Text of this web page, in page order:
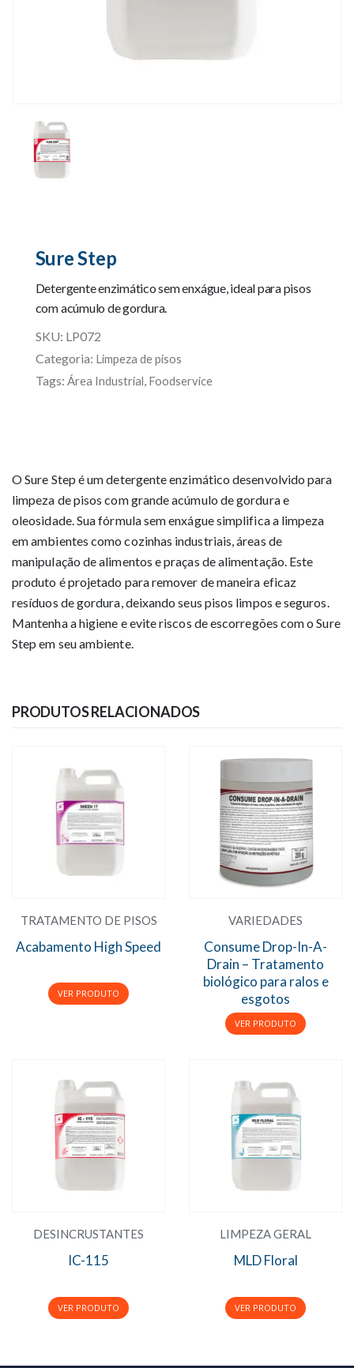
Sure Step
Detergente enzimático sem enxágue, ideal para pisos
com acúmulo de gordura.
SKU: LP072
Categoria: Limpeza de pisos
Tags: Área Industrial Foodservice
O Sure Step é um detergente enzimático desenvolvido para
limpeza de pisos com grande acúmulo de gordura e
oleosidade. Sua fórmula sem enxágue simplifica a limpeza
em ambientes como cozinhas industriais, áreas de
manipulação de alimentos e praças de alimentação. Este
produto é projetado para remover de maneira eficaz
resíduos de gordura, deixando seus pisos limpos e seguros.
Mantenha a higiene e evite riscos de escorregões com o Sure
Step em seu ambiente.
PRODUTOS RELACIONADOS
TRATAMENTO DE PISOS
Acabamento High Speed
VARIEDADES
Consume Drop-In-A-
Drain – Tratamento
biológico para ralos e
esgotos
DESINCRUSTANTES
IC-115
LIMPEZA GERAL
MLD Floral